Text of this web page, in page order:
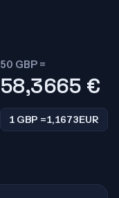
50 GBP =
58,3665 €
1 GBP =1,1673EUR